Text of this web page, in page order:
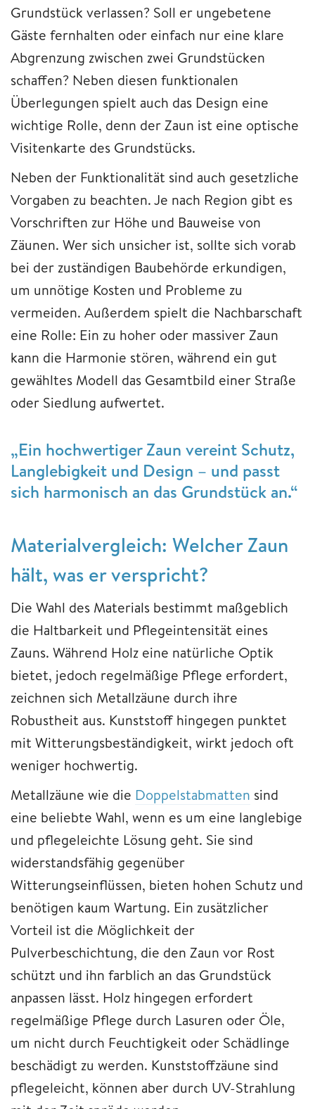
Grundstück verlassen? Soll er ungebetene
Gäste fernhalten oder einfach nur eine klare
Abgrenzung zwischen zwei Grundstücken
schaffen? Neben diesen funktionalen
Überlegungen spielt auch das Design eine
wichtige Rolle, denn der Zaun ist eine optische
Visitenkarte des Grundstücks.
Neben der Funktionalität sind auch gesetzliche
Vorgaben zu beachten. Je nach Region gibt es
Vorschriften zur Höhe und Bauweise von
Zäunen. Wer sich unsicher ist, sollte sich vorab
bei der zuständigen Baubehörde erkundigen,
um unnötige Kosten und Probleme zu
vermeiden. Außerdem spielt die Nachbarschaft
eine Rolle: Ein zu hoher oder massiver Zaun
kann die Harmonie stören, während ein gut
gewähltes Modell das Gesamtbild einer Straße
oder Siedlung aufwertet.
„Ein hochwertiger Zaun vereint Schutz,
Langlebigkeit und Design – und passt
sich harmonisch an das Grundstück an.“
Materialvergleich: Welcher Zaun
hält, was er verspricht?
Die Wahl des Materials bestimmt maßgeblich
die Haltbarkeit und Pflegeintensität eines
Zauns. Während Holz eine natürliche Optik
bietet, jedoch regelmäßige Pflege erfordert,
zeichnen sich Metallzäune durch ihre
Robustheit aus. Kunststoff hingegen punktet
mit Witterungsbeständigkeit, wirkt jedoch oft
weniger hochwertig.
Metallzäune wie die Doppelstabmatten sind
eine beliebte Wahl, wenn es um eine langlebige
und pflegeleichte Lösung geht. Sie sind
widerstandsfähig gegenüber
Witterungseinflüssen, bieten hohen Schutz und
benötigen kaum Wartung. Ein zusätzlicher
Vorteil ist die Möglichkeit der
Pulverbeschichtung, die den Zaun vor Rost
schützt und ihn farblich an das Grundstück
anpassen lässt. Holz hingegen erfordert
regelmäßige Pflege durch Lasuren oder Öle,
um nicht durch Feuchtigkeit oder Schädlinge
beschädigt zu werden. Kunststoffzäune sind
pflegeleicht, können aber durch UV-Strahlung